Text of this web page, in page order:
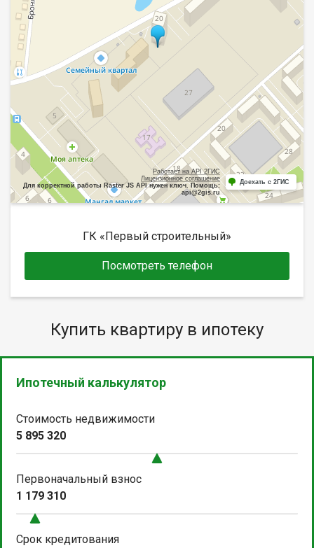
Работает на API 2ГИС
Лицензионное соглашение
Для корректной работы Raster JS API нужен ключ. Помощь:
api@2gis.ru
Доехать с 2ГИС
ГК «Первый строительный»
Посмотреть телефон
Купить квартиру в ипотеку
Ипотечный калькулятор
Стоимость недвижимости
5 895 320
Первоначальный взнос
1 179 310
Срок кредитования